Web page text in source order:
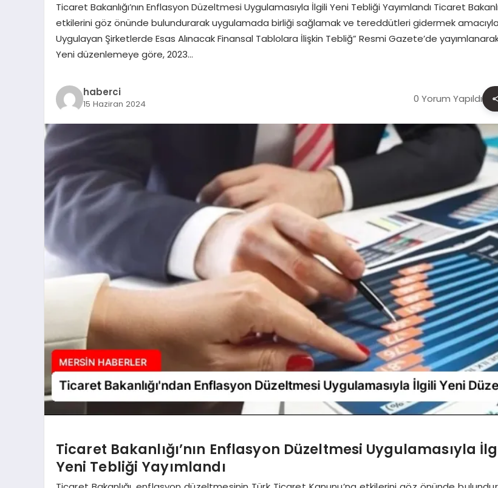
Ticaret Bakanlığı’nın Enflasyon Düzeltmesi Uygulamasıyla İlgili Yeni Tebliği Yayımlandı Ticaret
etkilerini göz önünde bulundurarak uygulamada birliği sağlamak ve tereddütleri gidermek
Uygulayan Şirketlerde Esas Alınacak Finansal Tablolara İlişkin Tebliğ” Resmi Gazete’de
Yeni düzenlemeye göre, 2023…
haberci
15 Haziran 2024 0 Yorum Yapıldı
Ticaret Bakanlığı’nın Enflasyon Düzeltmesi Uygulamasıyla
Yeni Tebliği Yayımlandı